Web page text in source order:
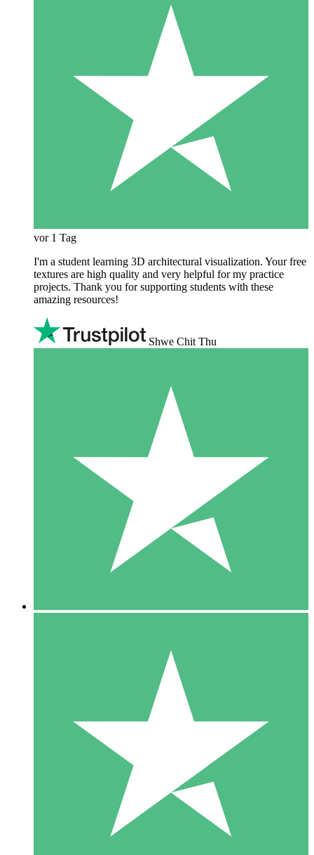
vor 1 Tag
I'm a student learning 3D architectural visualization. Your free
textures are high quality and very helpful for my practice
projects. Thank you for supporting students with these
amazing resources!
Shwe Chit Thu